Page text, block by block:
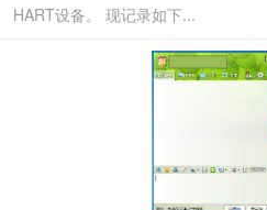
HART设备。 现记录如下...